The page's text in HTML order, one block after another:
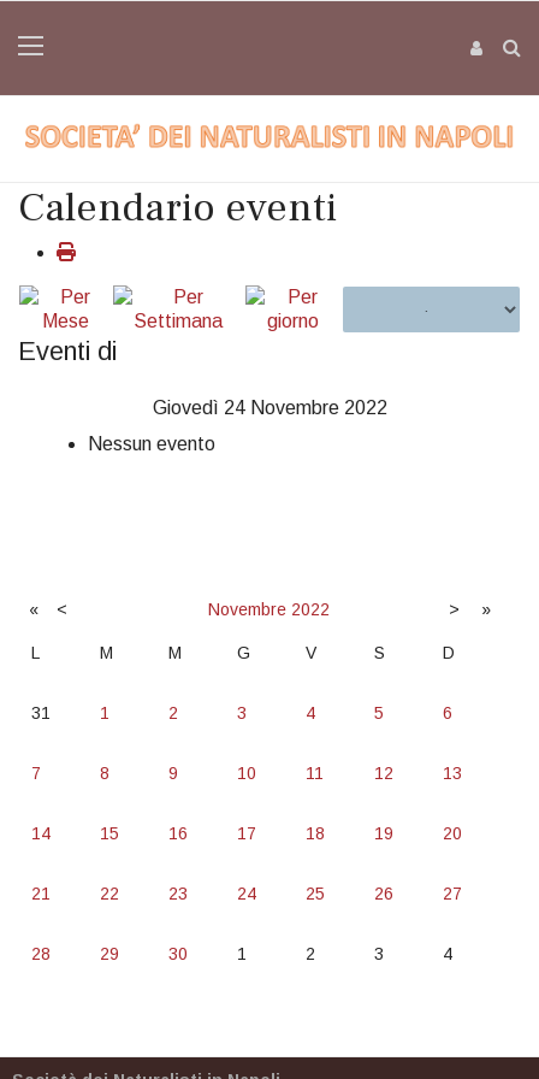
Calendario eventi
Eventi di
Giovedì 24 Novembre 2022
Nessun evento
« < Novembre 2022 > »
L M M G V S D
31 1 2 3 4 5 6
7 8 9 10 11 12 13
14 15 16 17 18 19 20
21 22 23 24 25 26 27
28 29 30 1 2 3 4